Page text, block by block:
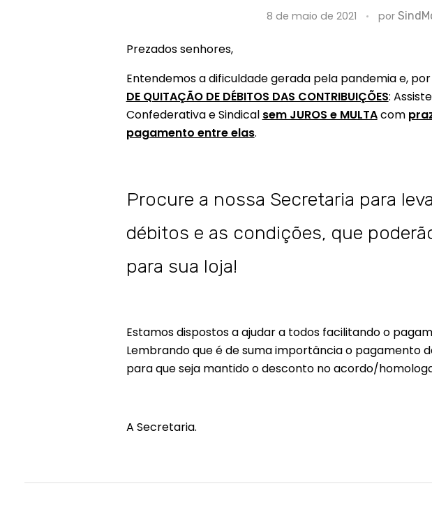
8 de maio de 2021 por
Prezados senhores,
Entendemos a dificuldade gerada pela pandemia e,
DE QUITAÇÃO DE DÉBITOS DAS CONTRIBUIÇÕES:
Confederativa e Sindical sem JUROS e MULTAcom
pagamento entre elas.
Procure a nossa Secretaria para
débitos e as condições, que
para sua loja!
Estamos dispostos a ajudar a todos facilitando o
Lembrando que é de suma importância o pagamento
para que seja mantido o desconto no acordo/
A Secretaria.